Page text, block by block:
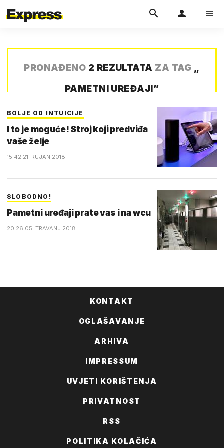
PRONAĐENO 2 REZULTATA ZA TAG „
PAMETNI UREĐAJI”
BOLJE OD INTUICIJE
I to je moguće! Stroj koji predviđa
vaše želje
15:42 21. RUJAN 2018.
SLOBODNO!
Pametni uređaji prate vas i na wcu
20:26 05. TRAVANJ 2018.
KONTAKT
OGLAŠAVANJE
ARHIVA
IMPRESSUM
UVJETI KORIŠTENJA
PRIVATNOST
RSS
POLITIKA KOLAČIĆA